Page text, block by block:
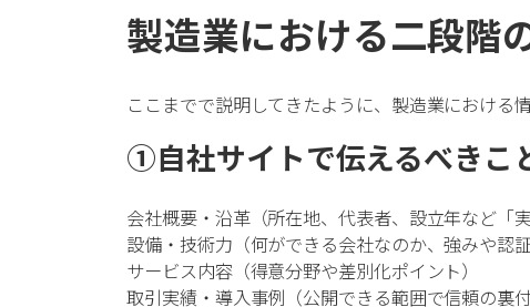
製造業における二段階
ここまでで説明してきたように、製造業における
①自社サイトで伝えるべきこ
会社概要・沿革（所在地、代表者、設立年など「
設備・技術力（何ができる会社なのか、強みや認証
サービス内容（得意分野や差別化ポイント）
取引実績・導入事例（公開できる範囲で信頼の裏付